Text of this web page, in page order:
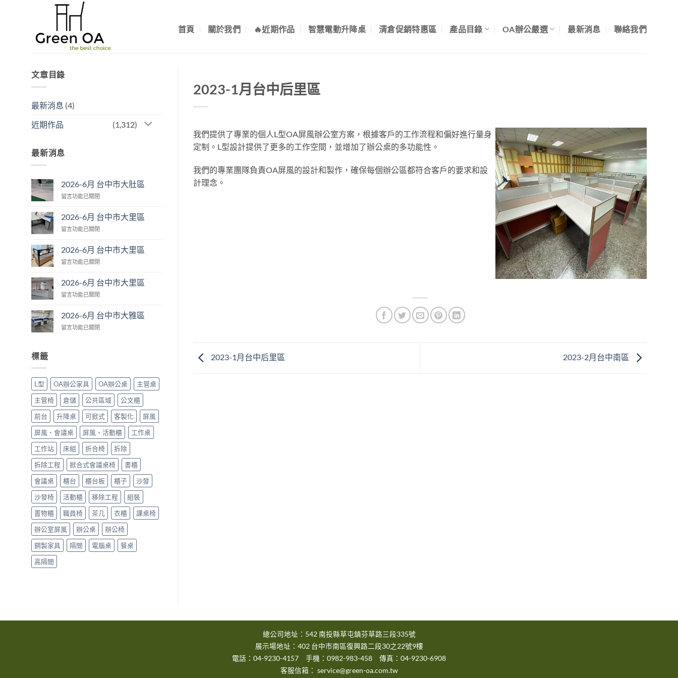
首頁 關於我們 🔥近期作品 智慧電動升降桌 清倉促銷特惠區 產品目錄 OA辦公嚴選 最新消息 聯絡我們
文章目錄
最新消息 (4)
近期作品 (1,312)
最新消息
2026-6月 台中市大肚區
在
月
台
市
肚
中
留言功能已關閉
2026-6月 台中市大里區
在
月
台
市
里
中
留言功能已關閉
2026-6月 台中市大里區
在
月
台
市
里
留言功能已關閉
2026-6月 台中市大里區
在
月
台
中
留言功能已關閉
2026-6月 台中市大雅區
在
市
大
雅
區〉
中
留言功能已關閉
標籤
L型 OA辦公家具 OA辦公桌
主管桌
主管椅
倉儲 公共區域
公文櫃
前台
升降桌 可掀式 客製化
屏風
屏風、會議桌
屏風、活動櫃
工作桌
工作站
床組 折合椅
拆除
拆除工程
掀合式會議桌椅
書櫃
會議桌
櫃台 櫃台板 櫃子
沙發
沙發椅
活動櫃 移除工程
組裝
置物櫃
職員椅 茶几 衣櫃
課桌椅
辦公室屏風
辦公桌
辦公椅
鋼製家具
隔間 電腦桌
餐桌
高隔間
2023-1月台中后里區
我們提供了專業的個人L型OA屏風辦公室方案，根據客戶的工作流程和偏好進行量身
定制。L型設計提供了更多的工作空間，並增加了辦公桌的多功能性。
我們的專業團隊負責OA屏風的設計和製作，確保每個辦公區都符合客戶的要求和設
計理念。
2023-1月台中后里區 2023-2月台中南區
總公司地址：542 南投縣草屯鎮芬草路三段335號
展示場地址：402 台中市南區復興路二段30之22號9樓
電話：04-9230-4157 手機：0982-983-458 傳真：04-9230-6908
客服信箱： service@green-oa.com.tw